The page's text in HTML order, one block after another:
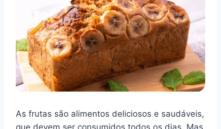
As frutas são alimentos deliciosos e saudáveis,
que devem ser consumidos todos os dias. Mas